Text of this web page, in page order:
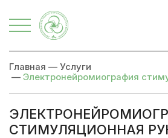
Главная — Услуги
— Электронейромиография
СТИМУЛЯЦИОННАЯ